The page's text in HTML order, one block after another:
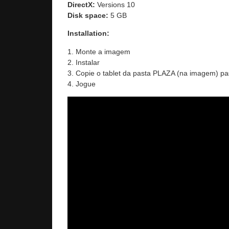
DirectX: Versions 10
Disk space: 5 GB
Installation:
1. Monte a imagem
2. Instalar
3. Copie o tablet da pasta PLAZA (na imagem)
4. Jogue